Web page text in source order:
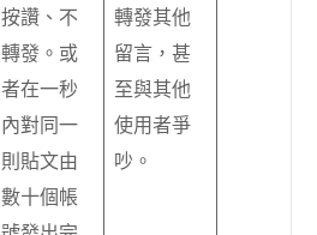
按讚、不
轉發。或
者在一秒
內對同一
則貼文由
數十個帳
轉發其他
留言，甚
至與其他
使用者爭
吵。